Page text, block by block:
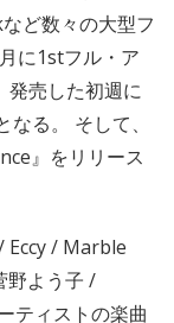
ど数々の大型フ
に1stフル・ア
発売した初週に
る。 そして、
』をリリース
Eccy / Marble
よう子 /
ティストの楽曲